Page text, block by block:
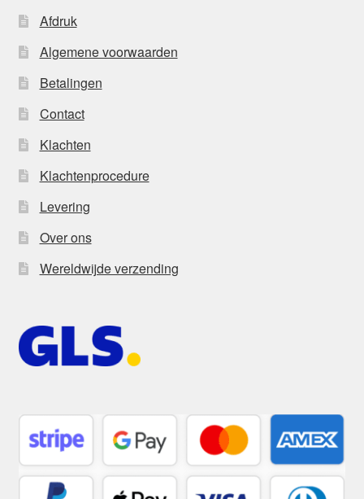
Afdruk
Algemene voorwaarden
Betalingen
Contact
Klachten
Klachtenprocedure
Levering
Over ons
Wereldwijde verzending